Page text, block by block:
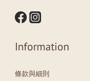
Information
條款與細則